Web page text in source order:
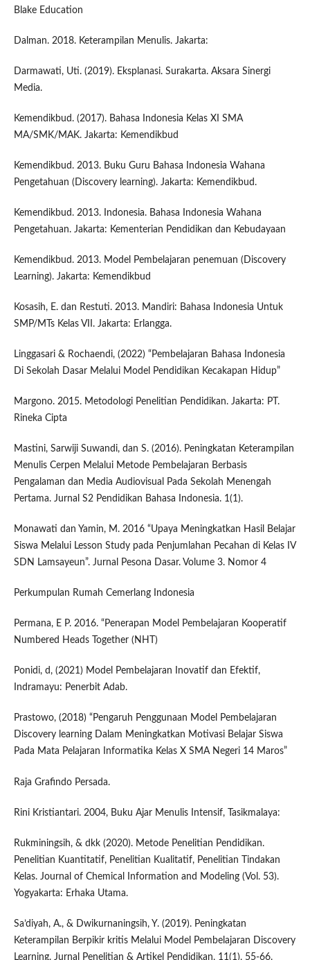
Blake Education
Dalman. 2018. Keterampilan Menulis. Jakarta:
Darmawati, Uti. (2019). Eksplanasi. Surakarta. Aksara Sinergi
Media.
Kemendikbud. (2017). Bahasa Indonesia Kelas XI SMA
MA/SMK/MAK. Jakarta: Kemendikbud
Kemendikbud. 2013. Buku Guru Bahasa Indonesia Wahana
Pengetahuan (Discovery learning). Jakarta: Kemendikbud.
Kemendikbud. 2013. Indonesia. Bahasa Indonesia Wahana
Pengetahuan. Jakarta: Kementerian Pendidikan dan Kebudayaan
Kemendikbud. 2013. Model Pembelajaran penemuan (Discovery
Learning). Jakarta: Kemendikbud
Kosasih, E. dan Restuti. 2013. Mandiri: Bahasa Indonesia Untuk
SMP/MTs Kelas VII. Jakarta: Erlangga.
Linggasari & Rochaendi, (2022) “Pembelajaran Bahasa Indonesia
Di Sekolah Dasar Melalui Model Pendidikan Kecakapan Hidup”
Margono. 2015. Metodologi Penelitian Pendidikan. Jakarta: PT.
Rineka Cipta
Mastini, Sarwiji Suwandi, dan S. (2016). Peningkatan Keterampilan
Menulis Cerpen Melalui Metode Pembelajaran Berbasis
Pengalaman dan Media Audiovisual Pada Sekolah Menengah
Pertama. Jurnal S2 Pendidikan Bahasa Indonesia. 1(1).
Monawati dan Yamin, M. 2016 “Upaya Meningkatkan Hasil Belajar
Siswa Melalui Lesson Study pada Penjumlahan Pecahan di Kelas IV
SDN Lamsayeun”. Jurnal Pesona Dasar. Volume 3. Nomor 4
Perkumpulan Rumah Cemerlang Indonesia
Permana, E P. 2016. “Penerapan Model Pembelajaran Kooperatif
Numbered Heads Together (NHT)
Ponidi, d, (2021) Model Pembelajaran Inovatif dan Efektif,
Indramayu: Penerbit Adab.
Prastowo, (2018) “Pengaruh Penggunaan Model Pembelajaran
Discovery learning Dalam Meningkatkan Motivasi Belajar Siswa
Pada Mata Pelajaran Informatika Kelas X SMA Negeri 14 Maros”
Raja Grafindo Persada.
Rini Kristiantari. 2004, Buku Ajar Menulis Intensif, Tasikmalaya:
Rukminingsih, & dkk (2020). Metode Penelitian Pendidikan.
Penelitian Kuantitatif, Penelitian Kualitatif, Penelitian Tindakan
Kelas. Journal of Chemical Information and Modeling (Vol. 53).
Yogyakarta: Erhaka Utama.
Sa’diyah, A., & Dwikurnaningsih, Y. (2019). Peningkatan
Keterampilan Berpikir kritis Melalui Model Pembelajaran Discovery
Learning. Jurnal Penelitian & Artikel Pendidikan, 11(1), 55-66.